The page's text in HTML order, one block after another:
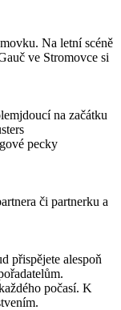
Na letní scéně
ve Stromovce si
na začátku
pecky
či partnerku a
přispějete alespoň
počasí. K